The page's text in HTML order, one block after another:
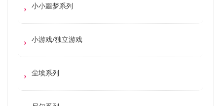
小小噩梦系列
小游戏/独立游戏
尘埃系列